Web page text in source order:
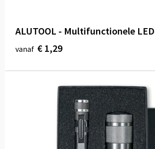
ALUTOOL - Multifunctionele
vanaf € 1,29